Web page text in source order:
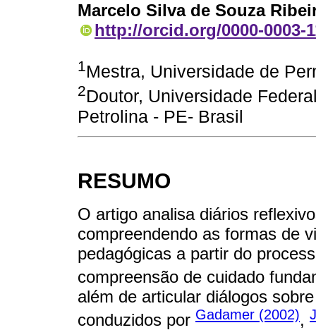
Marcelo Silva de Souza
http://orcid.org/0000-0003-
1Mestra, Universidade de
2Doutor, Universidade
Petrolina - PE- Brasil
RESUMO
O artigo analisa diários
compreendendo as formas de
pedagógicas a partir do
compreensão de cuidado
além de articular diálogos
conduzidos por Gadamer (2002),